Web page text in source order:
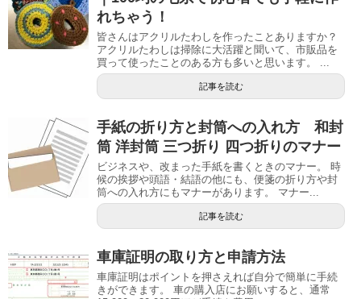
れちゃう！
皆さんはアクリルたわしを作ったことありますか？
アクリルたわしは掃除に大活躍と聞いて、市販品を
買って使ったことのある方も多いと思います。 ...
記事を読む
手紙の折り方と封筒への入れ方 和封
筒 洋封筒 三つ折り 四つ折りのマナー
ビジネスや、改まった手紙を書くときのマナー。 時
候の挨拶や頭語・結語の他にも、便箋の折り方や封
筒への入れ方にもマナーがあります。 マナー...
記事を読む
車庫証明の取り方と申請方法
車庫証明はポイントを押さえれば自分で簡単に手続
きができます。 車の購入店にお願いすると、通常